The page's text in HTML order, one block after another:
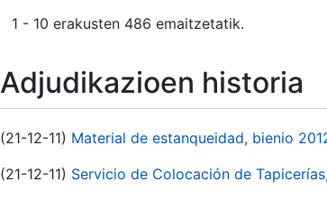
1 - 10 erakusten 486 emaitzetatik.
Adjudikazioen historia
(21-12-11) Material de estanqueidad, bienio
(21-12-11) Servicio de Colocación de